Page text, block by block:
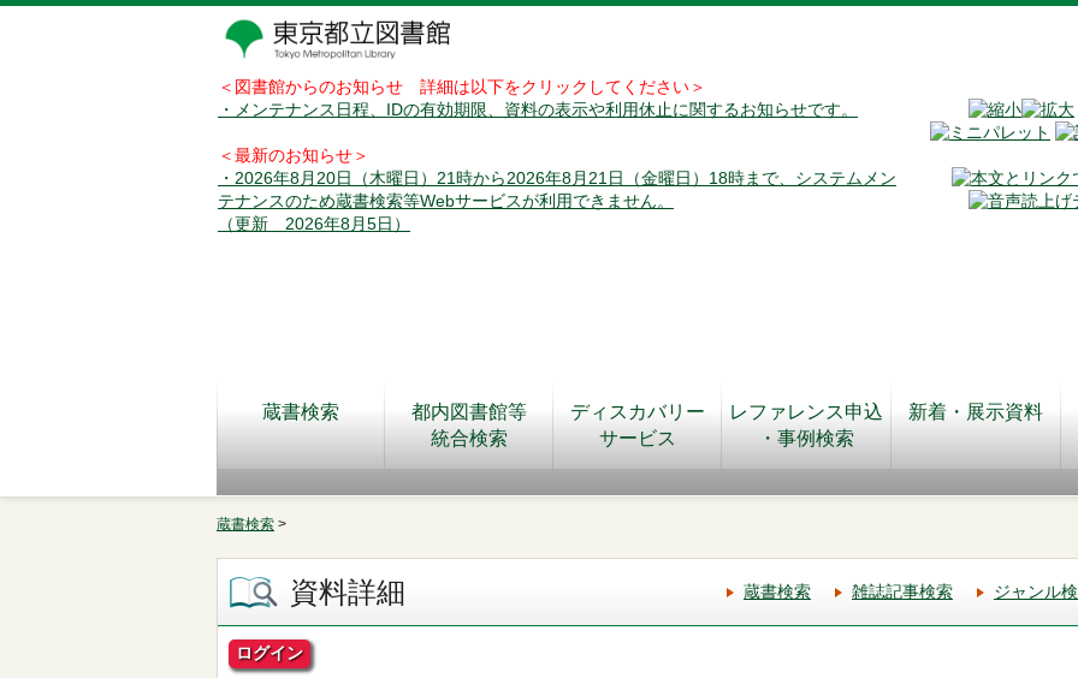
＜図書館からのお知らせ 詳細は以下をクリックしてください＞
・メンテナンス日程、IDの有効期限、資料の表示や利用休止に関するお知らせです。
＜最新のお知らせ＞
・2026年8月20日（木曜日）21時から2026年8月21日（金曜日）18時まで、システムメン
テナンスのため蔵書検索等Webサービスが利用できません。
（更新 2026年8月5日）
蔵書検索
都内図書館等
統合検索
ディスカバリー
サービス
レファレンス申込
・事例検索
新着・展示資料
蔵書検索 >
資料詳細 蔵書検索 雑誌記事検索 ジャンル
ログイン